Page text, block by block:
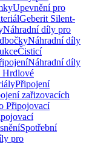
Upevnění pro
Geberit Silent-
Náhradní díly pro
Náhradní díly
Čisticí
Náhradní díly
Hrdlové
Připojení
zařizovacích
Připojovací
Spotřební
pro